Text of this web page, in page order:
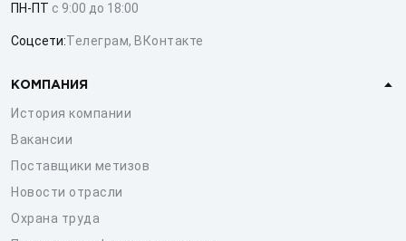
ПН-ПТ с 9:00 до 18:00
Соцсети:Телеграм, ВКонтакте
КОМПАНИЯ
История компании
Вакансии
Поставщики метизов
Новости отрасли
Охрана труда